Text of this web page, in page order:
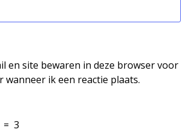
en site bewaren in deze browser voor
wanneer ik een reactie plaats.
= 3